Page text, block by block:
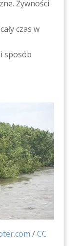
Żywności
czas w
sposób
/CC